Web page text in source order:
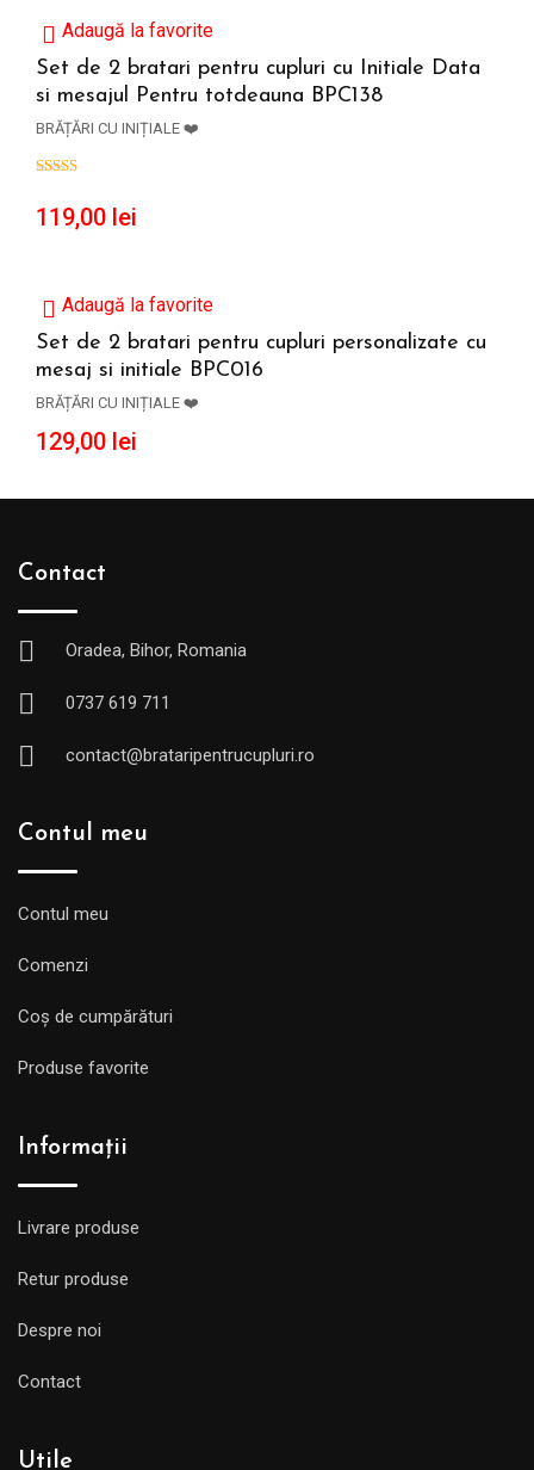
Adaugă la favorite
Set de 2 bratari pentru cupluri cu Initiale Data
si mesajul Pentru totdeauna BPC138
BRĂȚĂRI CU INIȚIALE ❤️
119,00 lei
Adaugă la favorite
Set de 2 bratari pentru cupluri personalizate cu
mesaj si initiale BPC016
BRĂȚĂRI CU INIȚIALE ❤️
129,00 lei
Contact
Oradea, Bihor, Romania
0737 619 711
contact@brataripentrucupluri.ro
Contul meu
Contul meu
Comenzi
Coș de cumpărături
Produse favorite
Informații
Livrare produse
Retur produse
Despre noi
Contact
Utile